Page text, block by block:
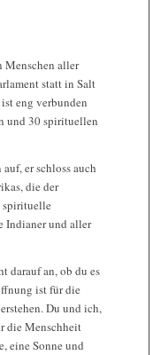
Menschen aller
statt in Salt
eng verbunden
und 30 spirituellen
er schloss auch
die der
spirituelle
Indianer und aller
darauf an, ob du es
ist für die
Du und ich,
die Menschheit
eine Sonne und